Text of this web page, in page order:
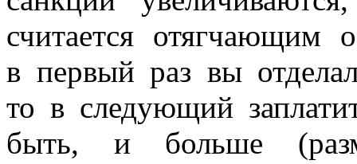
считается отягчающим
в первый раз вы
то в следующий
быть, и больше